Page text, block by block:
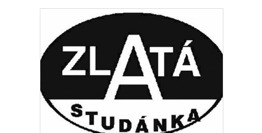
Volná místa
Zajímavosti
Pro klima
Soutěže
Fotogalerie